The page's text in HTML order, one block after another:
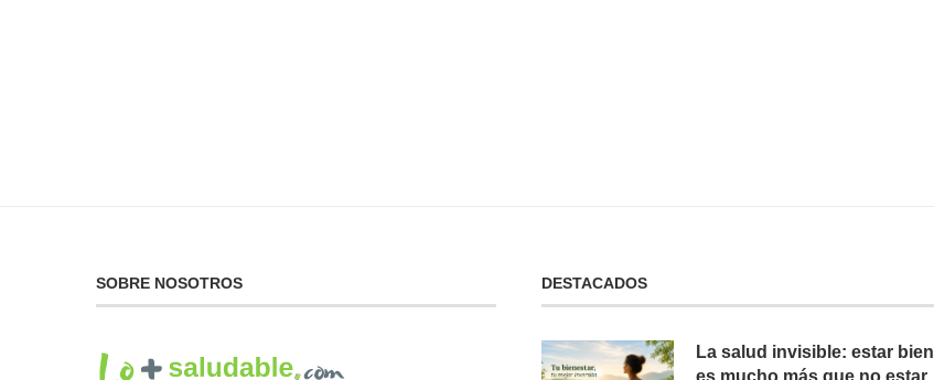
SOBRE NOSOTROS DESTACADOS
La salud invisible: estar bien
es mucho más que no estar